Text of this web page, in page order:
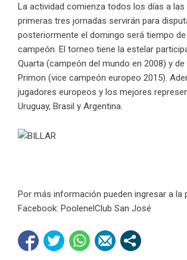
La actividad comienza todos los días a las
primeras tres jornadas servirán para
posteriormente el domingo será tiempo
campeón. El torneo tiene la estelar
Quarta (campeón del mundo en 2008) y
Primon (vice campeón europeo 2015).
jugadores europeos y los mejores
Uruguay, Brasil y Argentina.
Por más información pueden ingresar a la
Facebook: PoolenelClub San José